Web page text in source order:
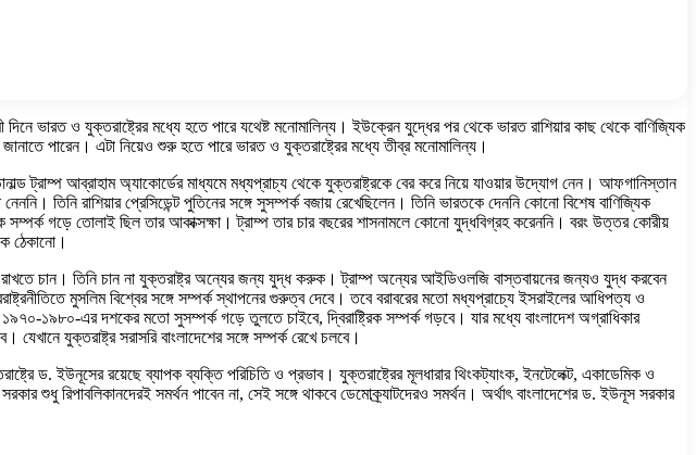
ভারত ও যুক্তরাষ্ট্রের মধ্যে হতে পারে যথেষ্ট মনোমালিন্য। ইউক্রেন যুদ্ধের পর থেকে ভারত রাশিয়ার কাছ থেকে বাণিজ্যিক
পারেন। এটা নিয়েও শুরু হতে পারে ভারত ও যুক্তরাষ্ট্রের মধ্যে তীব্র মনোমালিন্য।
ট্রাম্প আব্রাহাম অ্যাকোর্ডের মাধ্যমে মধ্যপ্রাচ্য থেকে যুক্তরাষ্ট্রকে বের করে নিয়ে যাওয়ার উদ্যোগ নেন। আফগানিস্তান
তিনি রাশিয়ার প্রেসিডেন্ট পুতিনের সঙ্গে সুসম্পর্ক বজায় রেখেছিলেন। তিনি ভারতকে দেননি কোনো বিশেষ বাণিজ্যিক
সম্পর্ক গড়ে তোলাই ছিল তার আকাক্সক্ষা। ট্রাম্প তার চার বছরের শাসনামলে কোনো যুদ্ধবিগ্রহ করেননি। বরং উত্তর কোরীয়
ঠেকানো।
রাখতে চান। তিনি চান না যুক্তরাষ্ট্র অন্যের জন্য যুদ্ধ করুক। ট্রাম্প অন্যের আইডিওলজি বাস্তবায়নের জন্যও যুদ্ধ করবেন
মুসলিম বিশ্বের সঙ্গে সম্পর্ক স্থাপনের গুরুত্ব দেবে। তবে বরাবরের মতো মধ্যপ্রাচ্যে ইসরাইলের আধিপত্য ও
১৯৭০-১৯৮০-এর দশকের মতো সুসম্পর্ক গড়ে তুলতে চাইবে, দ্বিরাষ্ট্রিক সম্পর্ক গড়বে। যার মধ্যে বাংলাদেশ অগ্রাধিকার
যেখানে যুক্তরাষ্ট্র সরাসরি বাংলাদেশের সঙ্গে সম্পর্ক রেখে চলবে।
ড. ইউনূসের রয়েছে ব্যাপক ব্যক্তি পরিচিতি ও প্রভাব। যুক্তরাষ্ট্রের মূলধারার থিংকট্যাংক, ইনটেলেক্ট, একাডেমিক ও
শুধু রিপাবলিকানদেরই সমর্থন পাবেন না, সেই সঙ্গে থাকবে ডেমোক্র্যাটদেরও সমর্থন। অর্থাৎ বাংলাদেশের ড. ইউনূস সরকার